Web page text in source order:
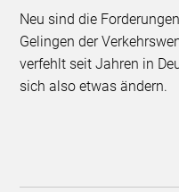
Neu sind die
Gelingen der
verfehlt seit Jahren in
sich also etwas ändern.